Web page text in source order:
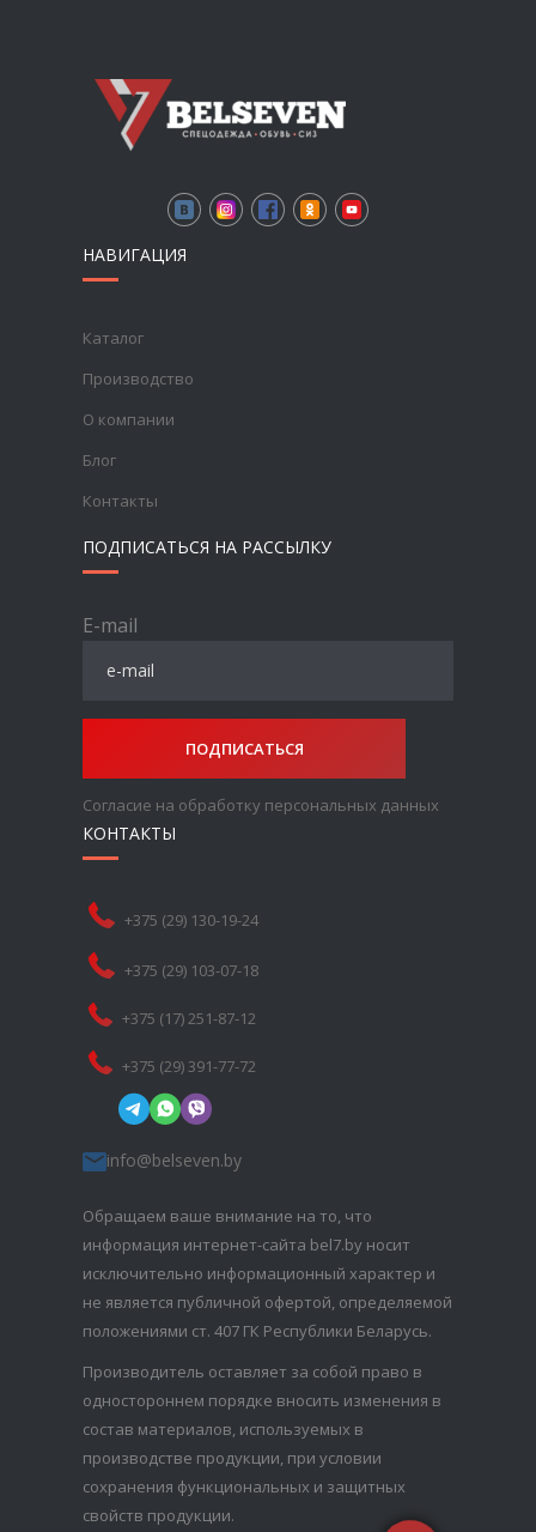
НАВИГАЦИЯ
Каталог
Производство
О компании
Блог
Контакты
ПОДПИСАТЬСЯ НА РАССЫЛКУ
E-mail
ПОДПИСАТЬСЯ
Согласие на обработку персональных данных
КОНТАКТЫ
+375 (29) 130-19-24
+375 (29) 103-07-18
+375 (17) 251-87-12
+375 (29) 391-77-72
info@belseven.by
Обращаем ваше внимание на то, что
информация интернет-сайта bel7.by носит
исключительно информационный характер и
не является публичной офертой, определяемой
положениями ст. 407 ГК Республики Беларусь.
Производитель оставляет за собой право в
одностороннем порядке вносить изменения в
состав материалов, используемых в
производстве продукции, при условии
сохранения функциональных и защитных
свойств продукции.